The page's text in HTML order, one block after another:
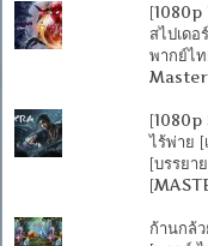
สไปเด
พากย์ไ
Master
[1080p
ไร้พ่าย
[บรรยา
ก้านกล้